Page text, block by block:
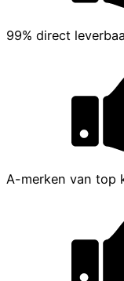
99% direct
A-merken van top